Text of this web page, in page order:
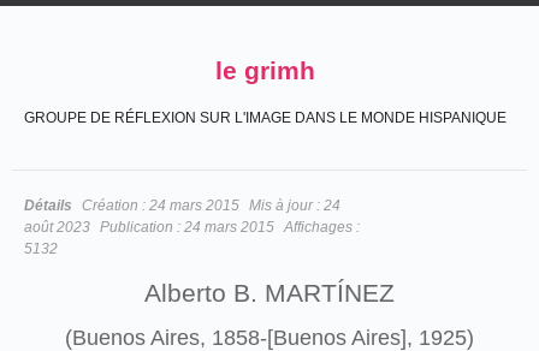
le grimh
GROUPE DE RÉFLEXION SUR L'IMAGE DANS LE MONDE HISPANIQUE
Détails Création : 24 mars 2015 Mis à jour : 24
août 2023 Publication : 24 mars 2015 Affichages :
5132
Alberto B. MARTÍNEZ
(Buenos Aires, 1858-[Buenos Aires], 1925)